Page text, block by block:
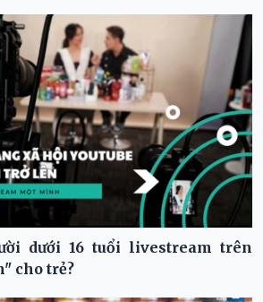
dưới 16 tuổi livestream trên
cho trẻ?